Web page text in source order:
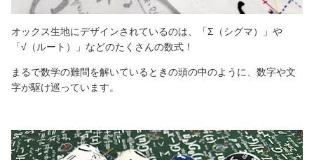
オックス生地にデザインされているのは、「Σ（シグマ）」や
「√（ルート）」などのたくさんの数式！
まるで数学の難問を解いているときの頭の中のように、数字や文
字が駆け巡っています。